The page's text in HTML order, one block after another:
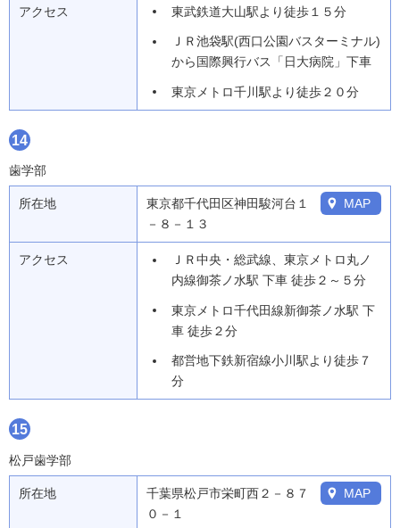
アクセス 東武鉄道大山駅より徒歩１５分
ＪＲ池袋駅(西口公園バスターミナル)
から国際興行バス「日大病院」下車
東京メトロ千川駅より徒歩２０分
14
歯学部
所在地
東京都千代田区神田駿河台１
－８－１３
MAP
アクセス
ＪＲ中央・総武線、東京メトロ丸ノ
内線御茶ノ水駅 下車 徒歩２～５分
東京メトロ千代田線新御茶ノ水駅 下
車 徒歩２分
都営地下鉄新宿線小川駅より徒歩７
分
15
松戸歯学部
所在地
千葉県松戸市栄町西２－８７
０－１
MAP